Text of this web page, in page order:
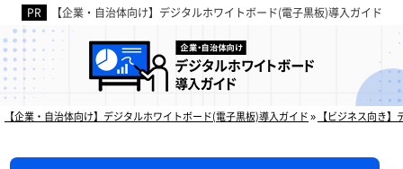
【企業・自治体向け】デジタルホワイトボード(電子黒板)導入ガイド
デジタルホワイトボ
【企業・自治体向け】デジタルホワイトボード(電子黒板)導入ガイド» 【ビジネス向き